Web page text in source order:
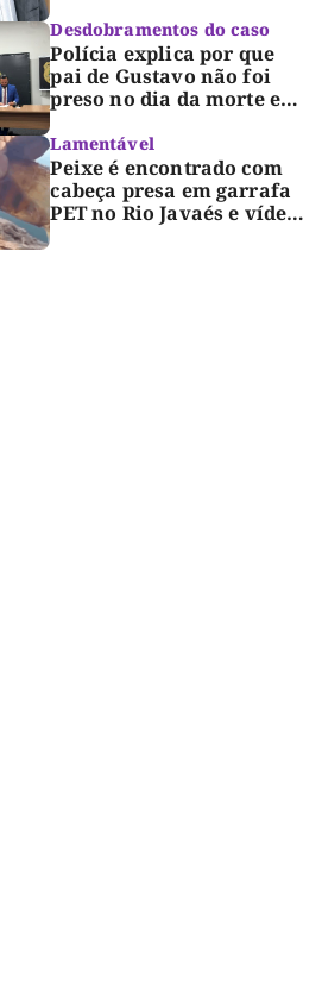
campanha de Dimas e
fará anúncio oficial
Desdobramentos do caso
Polícia explica por que
pai de Gustavo não foi
preso no dia da morte e
investigação
Lamentável
Peixe é encontrado com
cabeça presa em garrafa
PET no Rio Javaés e vídeo